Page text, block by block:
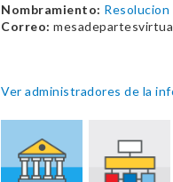
Nombramiento:
Correo:
Ver administradores de la